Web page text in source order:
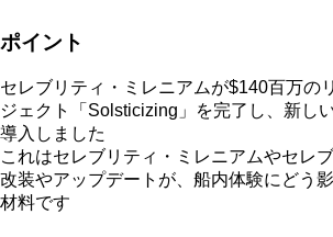
ポイント
セレブリティ・ミレニアムが$140百万の
ジェクト「Solsticizing」を完了し、新し
導入しました
これはセレブリティ・ミレニアムやセレ
改装やアップデートが、船内体験にどう
材料です